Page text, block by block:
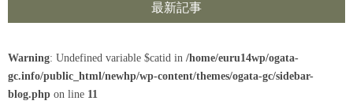
最新記事
Warning: Undefined variable $catid in /home/euru14wp/ogata-
gc.info/public_html/newhp/wp-content/themes/ogata-gc/sidebar-
blog.php on line 11